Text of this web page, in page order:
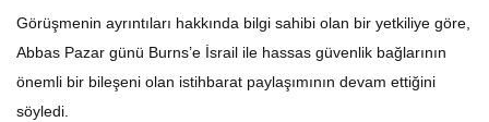
Görüşmenin ayrıntıları hakkında bilgi sahibi olan bir yetkiliye göre,
Abbas Pazar günü Burns’e İsrail ile hassas güvenlik bağlarının
önemli bir bileşeni olan istihbarat paylaşımının devam ettiğini
söyledi.